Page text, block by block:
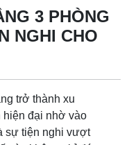
3 PHÒNG
NGHI CHO
trở thành xu
đại nhờ vào
sự tiện nghi vượt